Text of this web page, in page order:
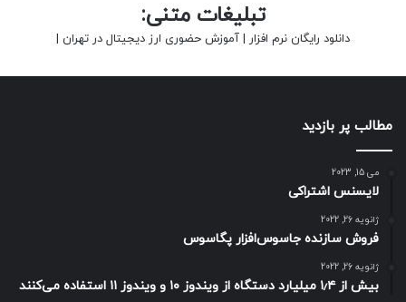
تبلیغات متنی:
دانلود رایگان نرم افزار | آموزش حضوری ارز دیجیتال در تهران |
مطالب پر بازدید
می 15, 2023
لایسنس اشتراکی
ژانویه 26, 2022
فروش سازنده جاسوس‌افزار پگاسوس
ژانویه 26, 2022
بیش از ۱٫۴ میلیارد دستگاه از ویندوز ۱۰ و ویندوز ۱۱ استفاده می‌کنند